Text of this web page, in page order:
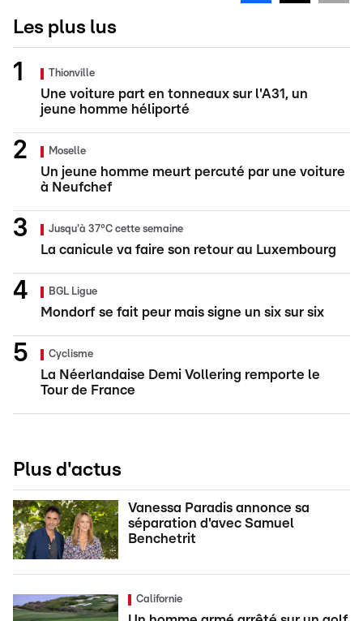
Les plus lus
Thionville
Une voiture part en tonneaux sur l'A31, un
jeune homme héliporté
Moselle
Un jeune homme meurt percuté par une voiture
à Neufchef
Jusqu'à 37°C cette semaine
La canicule va faire son retour au Luxembourg
BGL Ligue
Mondorf se fait peur mais signe un six sur six
Cyclisme
La Néerlandaise Demi Vollering remporte le
Tour de France
Plus d'actus
Vanessa Paradis annonce sa
séparation d'avec Samuel
Benchetrit
Californie